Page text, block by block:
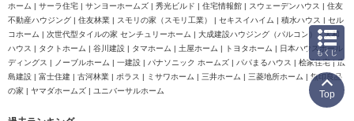
ホーム | サーラ住宅 | サンヨーホームズ | 秀光ビルド | 住宅情報館 | スウェーデンハウス | 住友
不動産ハウジング | 住友林業 | スモリの家（スモリ工業） | セキスイハイム | 積水ハウス | セル
コホーム | 次世代型タイルの家 センチュリーホーム | 大成建設ハウジング（パルコン） | 大和
ハウス | タクトホーム | 谷川建設 | タマホーム | 土屋ホーム | トヨタホーム | 日本ハウスホール
ディングス | ノーブルホーム | 一建設 | パナソニック ホームズ | パパまるハウス | 桧家住宅 | 広
島建設 | 富士住建 | 古河林業 | ポラス | ミサワホーム | 三井ホーム | 三菱地所ホーム | 無印良品
の家 | ヤマダホームズ | ユニバーサルホーム
もくじ
Top